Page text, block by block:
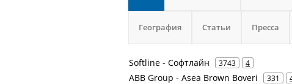
География Статьи Пресса
Softline - Софтлайн 3743 4
ABB Group - Asea Brown Boveri 331